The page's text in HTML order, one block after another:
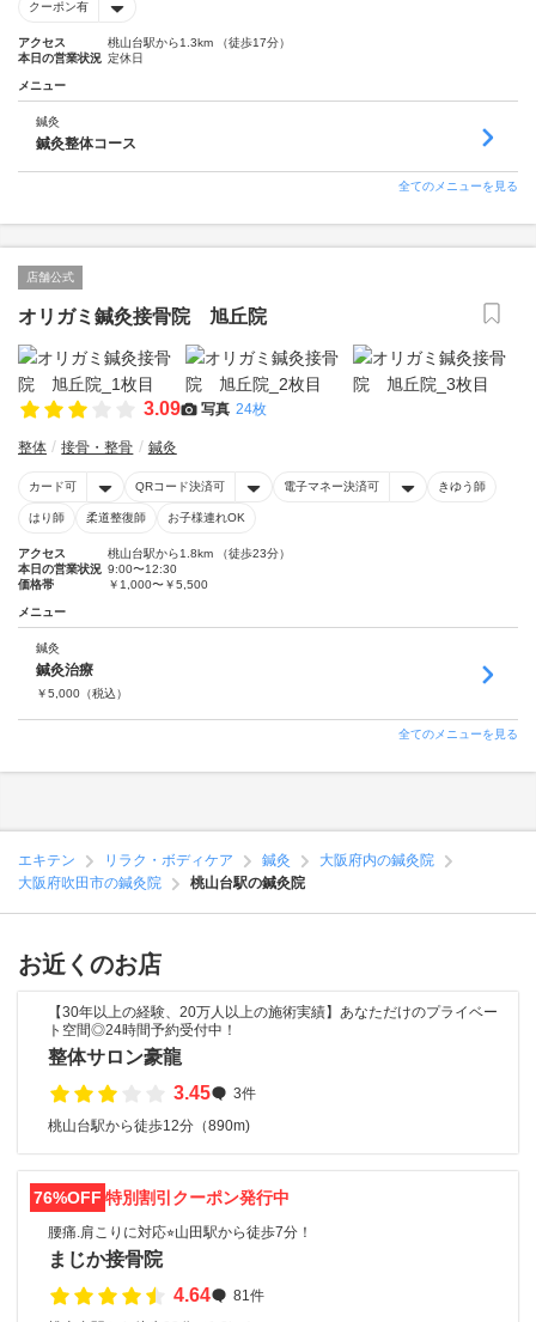
クーポン有
アクセス
桃山台駅から1.3km （徒歩17分）
本日の営業状況 定休日
メニュー
鍼灸
鍼灸整体コース
全てのメニューを見る
店舗公式
オリガミ鍼灸接骨院 旭丘院
3.09 写真 24枚
整体 接骨・整骨 鍼灸
カード可 QRコード決済可 電子マネー決済可 きゆう師
はり師 柔道整復師 お子様連れOK
アクセス
桃山台駅から1.8km （徒歩23分）
本日の営業状況 9:00〜12:30
価格帯
￥1,000〜￥5,500
メニュー
鍼灸
鍼灸治療
￥5,000 （税込）
全てのメニューを見る
エキテン リラク・ボディケア 鍼灸
大阪府内の鍼灸院
大阪府吹田市の鍼灸院
桃山台駅の鍼灸院
お近くのお店
【30年以上の経験、20万人以上の施術実績】あなただけのプライベー
ト空間◎24時間予約受付中！
整体サロン豪龍
3.45
3件
桃山台駅から徒歩12分（890m)
76%OFF 特別割引クーポン発行中
腰痛.肩こりに対応⭐︎山田駅から徒歩7分！
まじか接骨院
4.64
81件